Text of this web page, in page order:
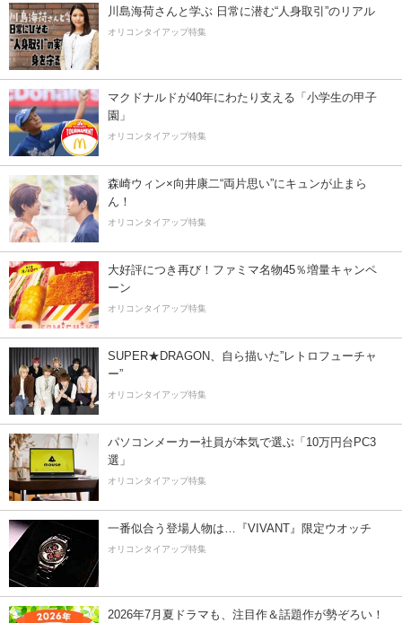
川島海荷さんと学ぶ 日常に潜む“人身取引”のリアル
オリコンタイアップ特集
マクドナルドが40年にわたり支える「小学生の甲子
園」
オリコンタイアップ特集
森崎ウィン×向井康二“両片思い”にキュンが止まら
ん！
オリコンタイアップ特集
大好評につき再び！ファミマ名物45％増量キャンペ
ーン
オリコンタイアップ特集
SUPER★DRAGON、自ら描いた”レトロフューチャ
ー”
オリコンタイアップ特集
パソコンメーカー社員が本気で選ぶ「10万円台PC3
選」
オリコンタイアップ特集
一番似合う登場人物は…『VIVANT』限定ウオッチ
オリコンタイアップ特集
2026年7月夏ドラマも、注目作＆話題作が勢ぞろい！